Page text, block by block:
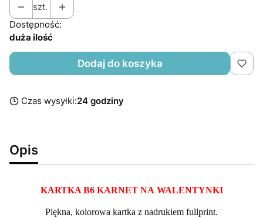
szt.
Dostępność:
duża ilość
Dodaj do koszyka
Czas wysyłki:24 godziny
Opis
KARTKA B6 KARNET NA WALENTYNKI
Piękna, kolorowa kartka z nadrukiem fullprint.